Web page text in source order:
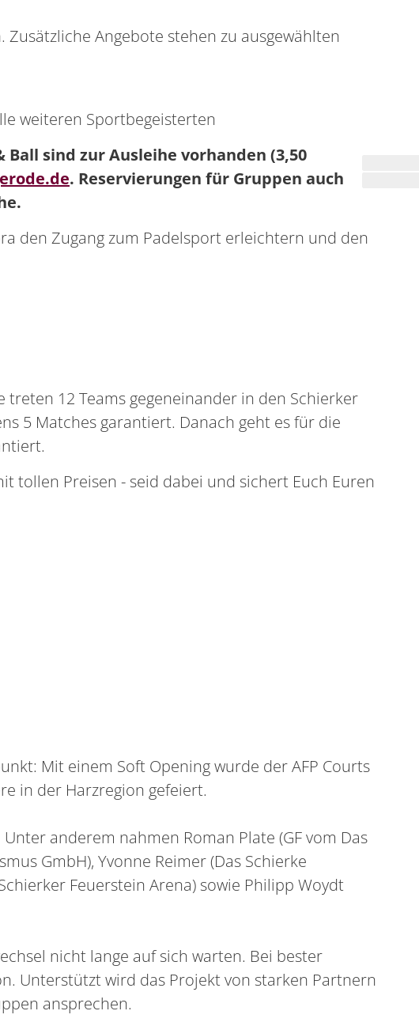
Angebote stehen zu ausgewählten
weiteren Sportbegeisterten
sind zur Ausleihe vorhanden (3,50
. Reservierungen für Gruppen auch
den Zugang zum Padelsport erleichtern und den
12 Teams gegeneinander in den Schierker
5 Matches garantiert. Danach geht es für die
tollen Preisen - seid dabei und sichert Euch Euren
Mit einem Soft Opening wurde der AFP Courts
in der Harzregion gefeiert.
anderem nahmen Roman Plate (GF vom Das
GmbH), Yvonne Reimer (Das Schierke
Feuerstein Arena) sowie Philipp Woydt
nicht lange auf sich warten. Bei bester
Unterstützt wird das Projekt von starken Partnern
ansprechen.